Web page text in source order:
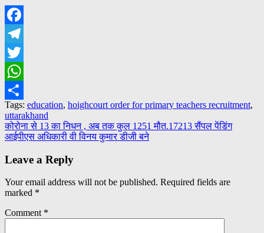
Facebook
Telegram
Twitter
WhatsApp
Share
Tags: education, hoighcourt order for primary teachers recruitment,
uttarakhand
Post
navigation
कोरोना से 13 का निधन , अब तक कुल 1251 मौत.17213 सैंपल पेंडिंग
आईपीएस अधिकारी वी विनय कुमार डीजी बने
Leave a Reply
Your email address will not be published. Required fields are
marked *
Comment *